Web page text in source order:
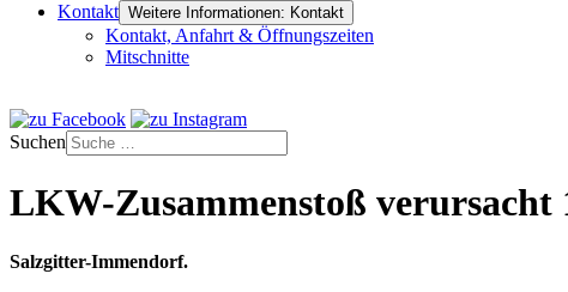
Kontakt Weitere Informationen: Kontakt
Kontakt, Anfahrt & Öffnungszeiten
Mitschnitte
Suchen
LKW-Zusammenstoß verursacht
Salzgitter-Immendorf.